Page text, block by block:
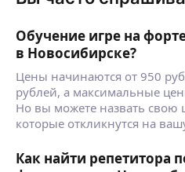
Обучение игре на
в Новосибирске?
Цены начинаются от 950
рублей, а максимальные
Но вы можете назвать свою
которые откликнутся на
Как найти репетитора